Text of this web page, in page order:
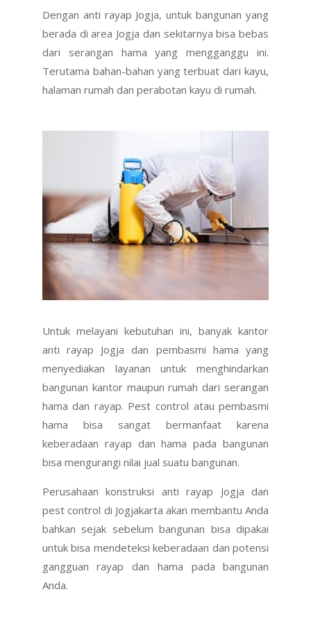
Dengan anti rayap Jogja, untuk bangunan yang
berada di area Jogja dan sekitarnya bisa bebas
dari serangan hama yang mengganggu ini.
Terutama bahan-bahan yang terbuat dari kayu,
halaman rumah dan perabotan kayu di rumah.
Untuk melayani kebutuhan ini, banyak kantor
anti rayap Jogja dan pembasmi hama yang
menyediakan layanan untuk menghindarkan
bangunan kantor maupun rumah dari serangan
hama dan rayap. Pest control atau pembasmi
hama bisa sangat bermanfaat karena
keberadaan rayap dan hama pada bangunan
bisa mengurangi nilai jual suatu bangunan.
Perusahaan konstruksi anti rayap Jogja dan
pest control di Jogjakarta akan membantu Anda
bahkan sejak sebelum bangunan bisa dipakai
untuk bisa mendeteksi keberadaan dan potensi
gangguan rayap dan hama pada bangunan
Anda.